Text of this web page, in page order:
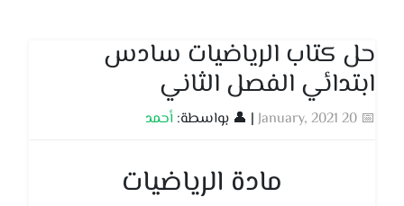
حل كتاب الرياضيات سادس
ابتدائي الفصل الثاني
📅 20 January, 2021 | 👤 بواسطة: أحمد
مادة الرياضيات